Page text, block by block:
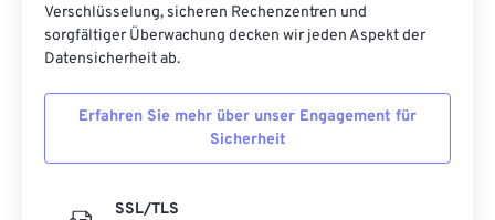
Verschlüsselung, sicheren Rechenzentren und
sorgfältiger Überwachung decken wir jeden Aspekt der
Datensicherheit ab.
Erfahren Sie mehr über unser Engagement für
Sicherheit
SSL/TLS